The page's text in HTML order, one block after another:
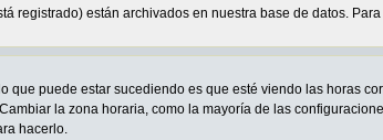
registrado) están archivados en nuestra base de datos.
que puede estar sucediendo es que esté viendo las horas
la zona horaria, como la mayoría de las
hacerlo.